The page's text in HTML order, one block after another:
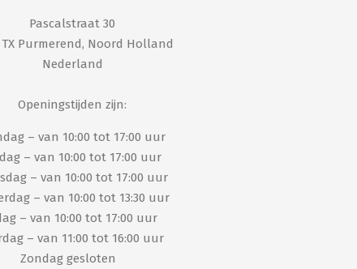
productpagina
Pascalstraat 30
TX Purmerend, Noord Holland
Nederland
Openingstijden zijn:
– van 10:00 tot 17:00 uur
– van 10:00 tot 17:00 uur
– van 10:00 tot 17:00 uur
– van 10:00 tot 13:30 uur
– van 10:00 tot 17:00 uur
– van 11:00 tot 16:00 uur
Zondag gesloten